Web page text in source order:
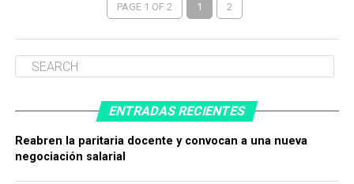
PAGE 1 OF 2 1 2
ENTRADAS RECIENTES
Reabren la paritaria docente y convocan a una nueva
negociación salarial